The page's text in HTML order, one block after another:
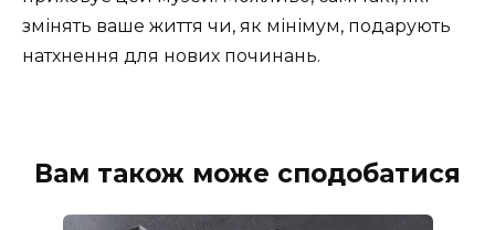
змінять ваше життя чи, як мінімум, подарують
натхнення для нових починань.
Вам також може сподобатися